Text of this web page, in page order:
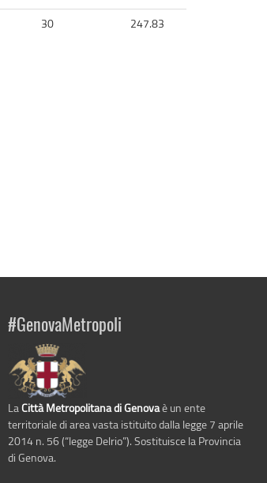
30 247.83
#GenovaMetropoli
La Città Metropolitana di Genovaè un ente
territoriale di area vasta istituito dalla legge 7 aprile
2014 n. 56 (“legge Delrio”). Sostituisce la Provincia
di Genova.